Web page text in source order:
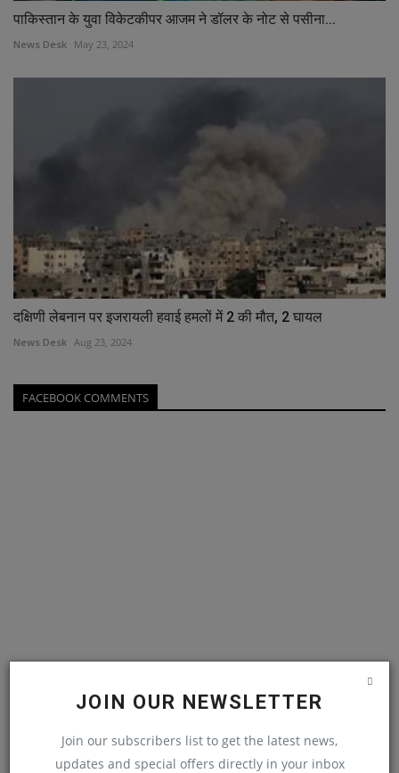
JOIN OUR NEWSLETTER
Join our subscribers list to get the latest news,
updates and special offers directly in your inbox
पाकिस्तान के युवा विकेटकीपर आजम ने डॉलर के नोट से पसीना...
News Desk May 23, 2024
दक्षिणी लेबनान पर इजरायली हवाई हमलों में 2 की मौत, 2 घायल
News Desk Aug 23, 2024
FACEBOOK COMMENTS